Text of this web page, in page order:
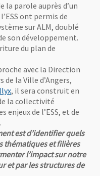
la parole auprès d’un
ont permis de
sur ALM, doublé
son développement.
du plan de
avec la Direction
la Ville d’Angers,
, Ouvre une nouvelle
, il sera construit en
la collectivité
de l’ESS, et de
est d’identifier quels
thématiques et filières
l’impact sur notre
et par les structures de